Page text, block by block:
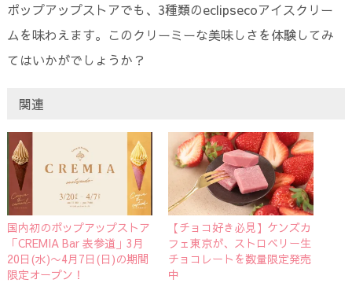
ポップアップストアでも、3種類のeclipsecoアイスクリー
ムを味わえます。このクリーミーな美味しさを体験してみ
てはいかがでしょうか？
関連
国内初のポップアップストア
「CREMIA Bar 表参道」3月
20日(水)〜4月7日(日)の期間
限定オープン！
【チョコ好き必見】ケンズカ
フェ東京が、ストロベリー生
チョコレートを数量限定発売
中